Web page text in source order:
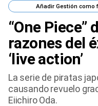
Mi Bolsillo
Gente
Vida Laboral
AñadirGestión como
“One Piece”
razones del
‘live action’
La serie de piratas
causando revuelo
Eiichiro Oda.